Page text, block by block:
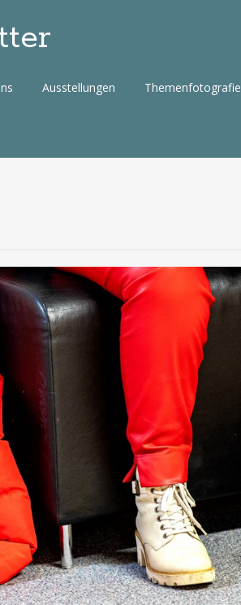
Ausstellungen Themenfotografie